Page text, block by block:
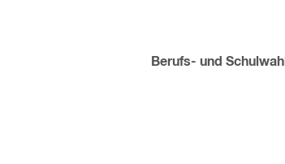
Sub-
Berufs- und Schulwahl